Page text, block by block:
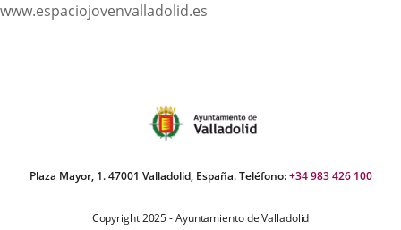
www.espaciojovenvalladolid.es
Plaza Mayor, 1. 47001 Valladolid, España. Teléfono:+34 983 426 100
Copyright 2025 - Ayuntamiento de Valladolid